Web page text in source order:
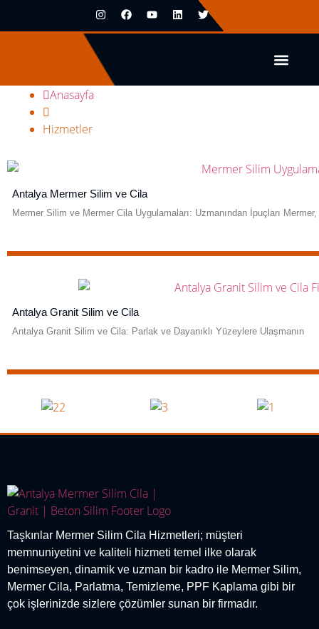
Hizmetler
Anasayfa
Hizmetler
Antalya Mermer Silim ve Cila
Mermer Silim ve Mermer Cila Uygulamaları: Uzmanından İpuçları Mermer,
Antalya Granit Silim ve Cila
Antalya Granit Silim ve Cila: Parlak ve Dayanıklı Yüzeylere Ulaşmanın
Taşkınlar Mermer Silim Cila Hizmetleri; müşteri
memnuniyetini ve kaliteli hizmeti temel ilke olarak
benimseyen, dinamik ve uzman bir kadro ile Mermer Silim,
Mermer Cila, Parlatma, Temizleme, PPF Kaplama gibi bir
çok işlerinizde sizlere çözümler sunan bir firmadır.